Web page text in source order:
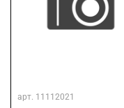
арт. 11112021